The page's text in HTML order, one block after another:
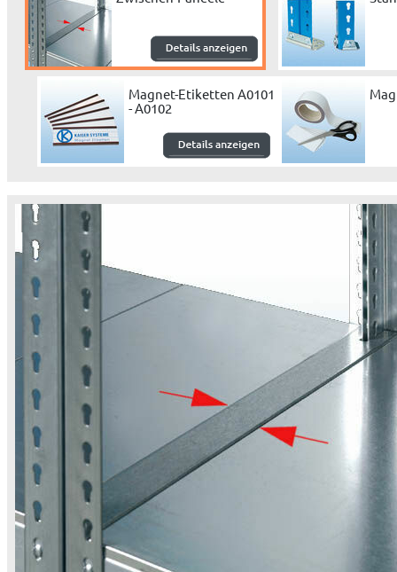
Magnet-Etiketten A0101
- A0102